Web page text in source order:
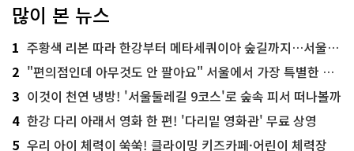
많이 본 뉴스
1 주황색 리본 따라 한강부터 메타세쿼이아 숲길까지…서울둘레길 15코스
2 "편의점인데 아무것도 안 팔아요" 서울에서 가장 특별한 편의점의 정체
3 이것이 천연 냉방! '서울둘레길 9코스'로 숲속 피서 떠나볼까
4 한강 다리 아래서 영화 한 편! '다리밑 영화관' 무료 상영
5 우리 아이 체력이 쑥쑥! 클라이밍 키즈카페·어린이 체력장